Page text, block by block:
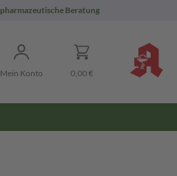
pharmazeutische Beratung
Mein Konto 0,00 €